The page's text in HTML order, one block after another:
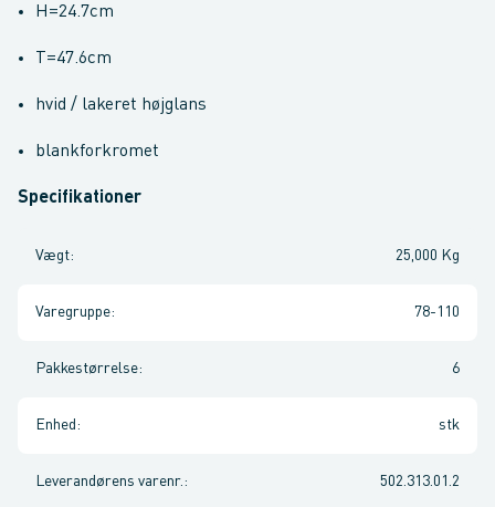
H=24.7cm
T=47.6cm
hvid / lakeret højglans
blankforkromet
Specifikationer
Vægt: 25,000 Kg
Varegruppe: 78-110
Pakkestørrelse: 6
Enhed : stk
Leverandørens varenr. : 502.313.01.2